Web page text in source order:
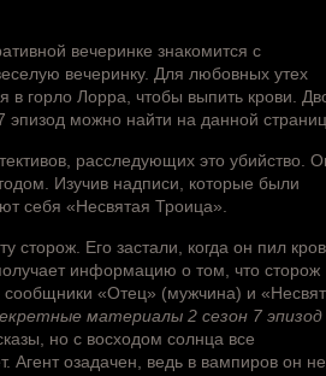
вечеринке знакомится с
вечеринку. Для любовных утех
в горло Лорра, чтобы выпить крови.
можно найти на данной
расследующих это убийство.
Изучив надписи, которые были
себя «Несвятая Троица».
сторож. Его застали, когда он пил
информацию о том, что сторож
сообщники «Отец» (мужчина) и
материалы 2 сезон 7 эпизод
но с восходом солнца все
Агент озадачен, ведь в вампиров он не